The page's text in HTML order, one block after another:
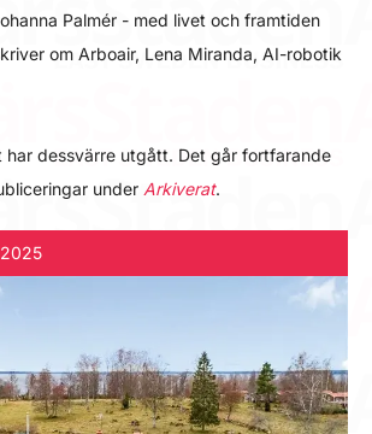
Palmér - med livet och framtiden
om Arboair, Lena Miranda, AI-robotik
har dessvärre utgått. Det går fortfarande
under Arkiverat.